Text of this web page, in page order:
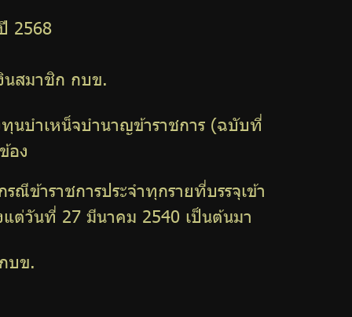
2568
นสมาชิก กบข.
นบำเหน็จบำนาญข้าราชการ (ฉบับที่
อง
ณีข้าราชการประจำทุกรายที่บรรจุเข้า
แต่วันที่ 27 มีนาคม 2540 เป็นต้นมา
บข.